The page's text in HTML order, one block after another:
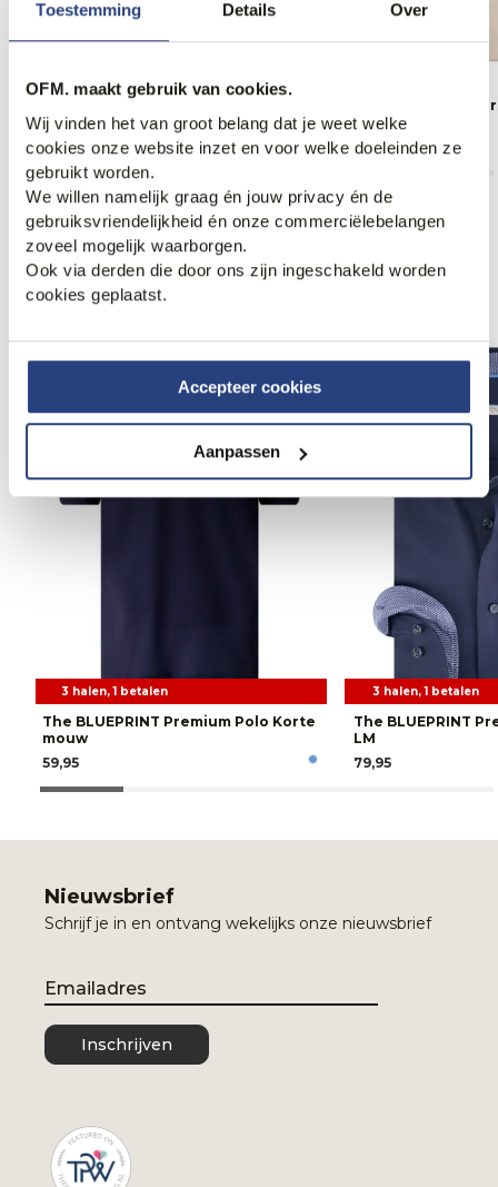
Toestemming Details Over
OFM. maakt gebruik van cookies.
Wij vinden het van groot belang dat je weet welke
cookies onze website inzet en voor welke doeleinden ze
gebruikt worden.
We willen namelijk graag én jouw privacy én de
gebruiksvriendelijkheid én onze commerciëlebelangen
zoveel mogelijk waarborgen.
Ook via derden die door ons zijn ingeschakeld worden
cookies geplaatst.
Accepteer cookies
Aanpassen
89,99
Campbell
89,99
Anderen bekeken ook
Web Only.
3 halen, 1 betalen
The BLUEPRINT Premium Polo Korte
mouw
59,95
Web Only.
3 halen, 1 betalen
The BLUEPRINT
LM
79,95
Nieuwsbrief
Schrijf je in en ontvang wekelijks onze nieuwsbrief
Email
Inschrijven